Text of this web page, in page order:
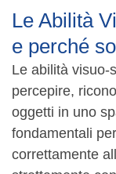
Le Abilità
e perché
Le abilità visuo-
percepire,
oggetti in uno
fondamentali
correttamente